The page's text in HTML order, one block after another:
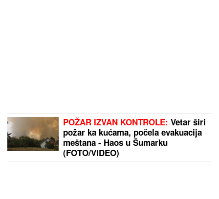
POŽAR IZVAN KONTROLE: Vetar širi
požar ka kućama, počela evakuacija
meštana - Haos u Šumarku
(FOTO/VIDEO)